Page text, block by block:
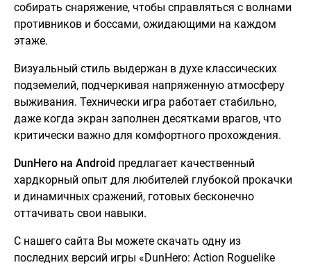
собирать снаряжение, чтобы справляться с волнами
противников и боссами, ожидающими на каждом
этаже.
Визуальный стиль выдержан в духе классических
подземелий, подчеркивая напряженную атмосферу
выживания. Технически игра работает стабильно,
даже когда экран заполнен десятками врагов, что
критически важно для комфортного прохождения.
DunHero на Android предлагает качественный
хардкорный опыт для любителей глубокой прокачки
и динамичных сражений, готовых бесконечно
оттачивать свои навыки.
С нашего сайта Вы можете скачать одну из
последних версий игры «DunHero: Action Roguelike